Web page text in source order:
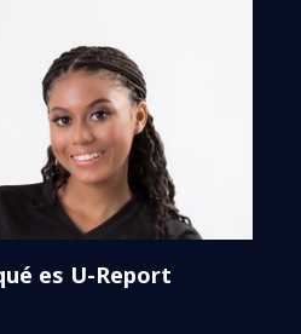
es U-Report